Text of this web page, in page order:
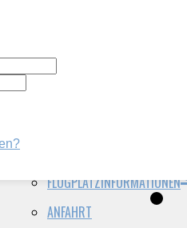
WIR ÜBER UNS
AKTUELLES
BERICHTE
FLUGPLATZINFORMATIONEN
ANFAHRT